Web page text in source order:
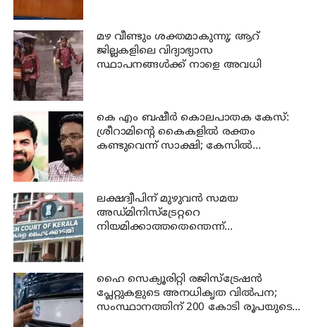
മഴ വീണ്ടും ശക്തമാകുന്നു; ആറ്
ജില്ലകളിലെ വിദ്യാഭ്യാസ
സ്ഥാപനങ്ങള്‍ക്ക് നാളെ അവധി
കെ എം ബഷീര്‍ കൊലപാതക കേസ്:
ശ്രീറാമിന്റെ കൈകളില്‍ രക്തം
കണ്ടുവെന്ന് സാക്ഷി; കേസില്‍
ലക്ഷദ്വീപിന് മുഴുവന്‍ സമയ
അഡ്മിനിസ്‌ട്രേറ്ററെ
നിയമിക്കാത്തതെന്തെന്ന്
ഹൈ സെക്യൂരിറ്റി രജിസ്‌ട്രേഷന്‍
പ്ലേറ്റുകളുടെ അനധികൃത വില്‍പന;
സംസ്ഥാനത്തിന് 200 കോടി രൂപയുടെ